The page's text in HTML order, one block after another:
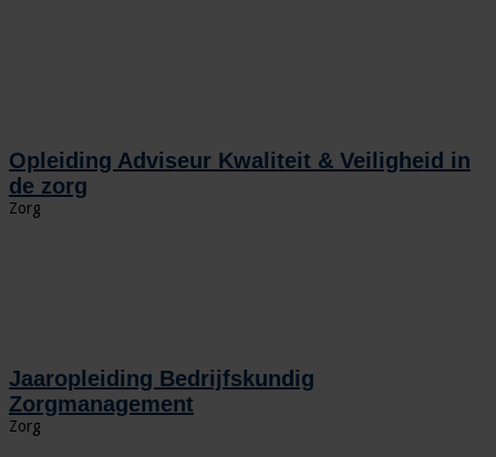
Opleiding Adviseur Kwaliteit & Veiligheid in
de zorg
Zorg
Jaaropleiding Bedrijfskundig
Zorgmanagement
Zorg